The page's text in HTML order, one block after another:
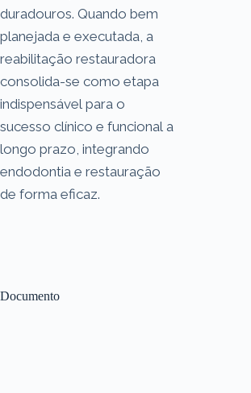
Documento
duradouros. Quando bem
planejada e executada, a
reabilitação restauradora
consolida-se como etapa
indispensável para o
sucesso clínico e funcional a
longo prazo, integrando
endodontia e restauração
de forma eficaz.